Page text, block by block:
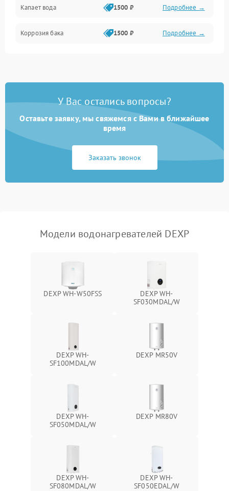
Капает вода 1500 ₽ Подробнее →
Коррозия бака 1500 ₽ Подробнее →
У Вас остались вопросы?
Оставьте заявку, мы свяжемся с Вами в ближайшее
время
Заказать звонок
Модели водонагревателей DEXP
DEXP WH-W50FSS
DEXP WH-
SF030MDAL/W
DEXP WH-
SF100MDAL/W
DEXP MR50V
DEXP WH-
SF050MDAL/W
DEXP MR80V
DEXP WH-
SF080MDAL/W
DEXP WH-
SF050EDAL/W